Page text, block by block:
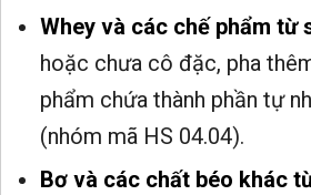
Whey và các chế phẩm từ
hoặc chưa cô đặc, pha
phẩm chứa thành phần tự
(nhóm mã HS 04.04).
Bơ và các chất béo khác